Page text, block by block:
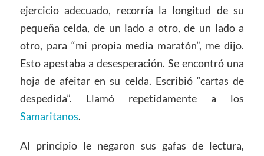
ejercicio adecuado, recorría la longitud de su
pequeña celda, de un lado a otro, de un lado a
otro, para “mi propia media maratón”, me dijo.
Esto apestaba a desesperación. Se encontró una
hoja de afeitar en su celda. Escribió “cartas de
despedida”. Llamó repetidamente a los
Samaritanos.
Al principio le negaron sus gafas de lectura,